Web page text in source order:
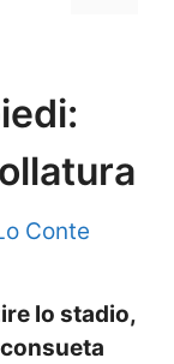
Conte
lo stadio,